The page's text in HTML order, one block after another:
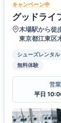
キャンペーン中
グッドライ
木場駅から徒
東京都江東区
シューズレンタル
無料体験
営
平日